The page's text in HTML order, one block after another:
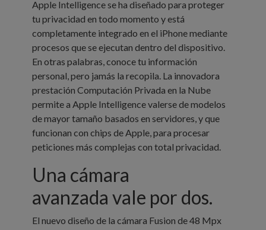
Apple Intelligence se ha diseñado para proteger
tu privacidad en todo momento y está
completamente integrado en el iPhone mediante
procesos que se ejecutan dentro del dispositivo.
En otras palabras, conoce tu información
personal, pero jamás la recopila. La innovadora
prestación Computación Privada en la Nube
permite a Apple Intelligence valerse de modelos
de mayor tamaño basados en servidores, y que
funcionan con chips de Apple, para procesar
peticiones más complejas con total privacidad.
Una cámara
avanzada vale por dos.
El nuevo diseño de la cámara Fusion de 48 Mpx